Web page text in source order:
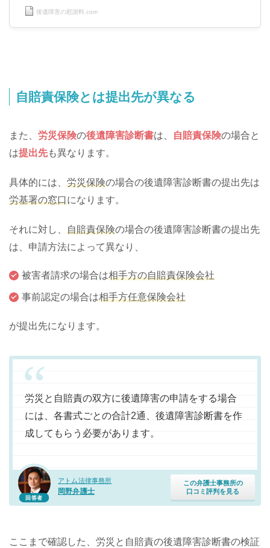
後遺障害の慰謝料.com
自賠責保険とは提出先が異なる
また、 労災保険の後遺障害診断書は、 自賠責保険の場合と
は提出先も異なります。
具体的には、 労災保険の場合の後遺障害診断書の提出先は
労基署の窓口になります。
それに対し、 自賠責保険の場合の後遺障害診断書の提出先
は、申請方法によって異なり、
被害者請求の場合は相手方の自賠責保険会社
事前認定の場合は相手方任意保険会社
が提出先になります。
回答者
アトム法律事務所
岡野弁護士
この弁護士事務所の
口コミ評判を見る
労災と自賠責の双方に後遺障害の申請をする場合
には、各書式ごとの合計2通、後遺障害診断書を作
成してもらう必要があります。
ここまで確認した、労災と自賠責の後遺障害診断書の検証